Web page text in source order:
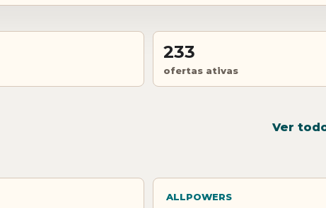
233
ofertas ativas
Ver
ALLPOWERS